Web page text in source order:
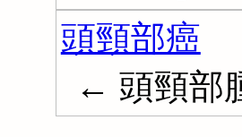
頭頸部癌
← 頭頸部